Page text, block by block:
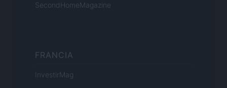
SecondHomeMagazine
FRANCIA
InvestirMag